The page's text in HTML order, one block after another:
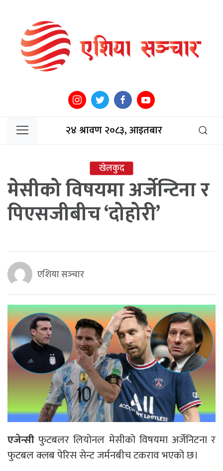
२४ श्रावण २०८३, आइतबार
खेलकुद
मेसीको विषयमा अर्जेन्टिना र
पिएसजीबीच ‘दोहोरी’
एशिया सञ्‍चार
एजेन्सीफुटबलर लियोनल मेसीको विषयमा अर्जेनिटना र
फुटबल क्लब पेरिस सेन्ट जर्मनबीच टकराव भएको छ।